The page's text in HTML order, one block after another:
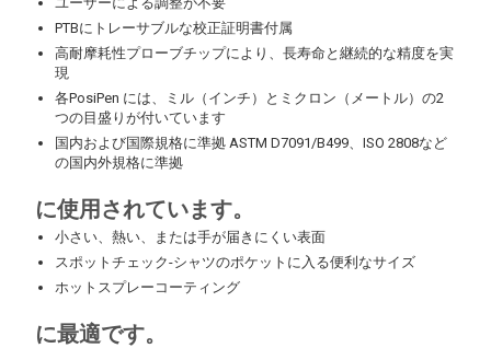
PTBにトレーサブルな校正証明書付属
高耐摩耗性プローブチップにより、長寿命と継続的な精度を実
現
各PosiPen には、ミル（インチ）とミクロン（メートル）の2
つの目盛りが付いています
国内および国際規格に準拠 ASTM D7091/B499、ISO 2808など
の国内外規格に準拠
に使用されています。
小さい、熱い、または手が届きにくい表面
スポットチェック-シャツのポケットに入る便利なサイズ
ホットスプレーコーティング
に最適です。